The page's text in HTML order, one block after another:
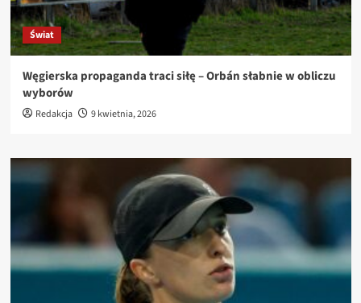
Świat
Węgierska propaganda traci siłę – Orbán słabnie w obliczu
wyborów
Redakcja 9 kwietnia, 2026